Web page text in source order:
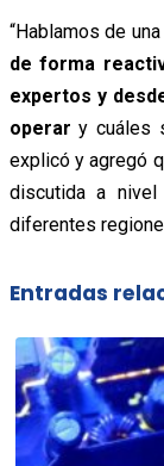
“Hablamos de
de forma
expertos y
operar y cuáles
explicó y agregó
discutida a
diferentes
Entradas